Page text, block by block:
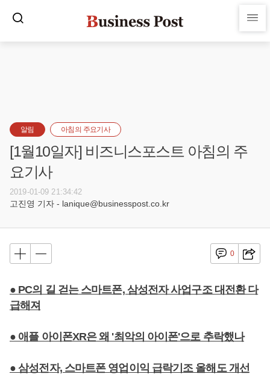
알림 아침의 주요기사
[1월10일자] 비즈니스포스트 아침의 주
요기사
2019-01-09 21:34:42
고진영 기자 - lanique@businesspost.co.kr
0
● PC의 길 걷는 스마트폰, 삼성전자 사업구조 대전환 다
급해져
● 애플 아이폰XR은 왜 '최악의 아이폰'으로 추락했나
● 삼성전자, 스마트폰 영업이익 급락기조 올해도 개선